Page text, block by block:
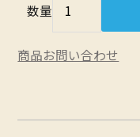
数量
商品お問い合わせ